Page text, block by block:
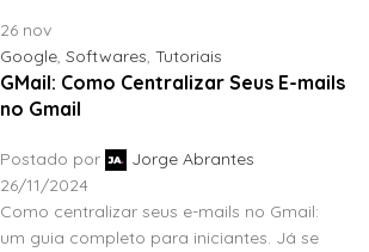
26 nov
Google, Softwares, Tutoriais
GMail: Como Centralizar Seus E-mails
no Gmail
Postado por
Jorge Abrantes
26/11/2024
Como centralizar seus e-mails no Gmail:
um guia completo para iniciantes. Já se